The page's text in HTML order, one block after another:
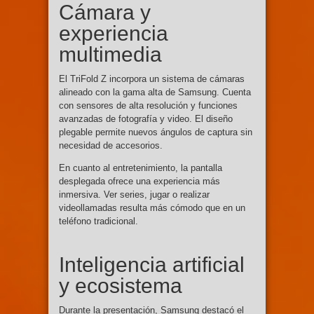
Cámara y
experiencia
multimedia
El TriFold Z incorpora un sistema de cámaras
alineado con la gama alta de Samsung. Cuenta
con sensores de alta resolución y funciones
avanzadas de fotografía y video. El diseño
plegable permite nuevos ángulos de captura sin
necesidad de accesorios.
En cuanto al entretenimiento, la pantalla
desplegada ofrece una experiencia más
inmersiva. Ver series, jugar o realizar
videollamadas resulta más cómodo que en un
teléfono tradicional.
Inteligencia artificial
y ecosistema
Durante la presentación, Samsung destacó el